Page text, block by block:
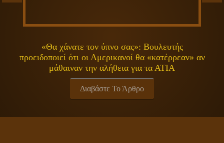
«Θα χάνατε τον ύπνο σας»: Βουλευτής
προειδοποιεί ότι οι Αμερικανοί θα «κατέρρεαν» αν
μάθαιναν την αλήθεια για τα ΑΤΙΑ
Διαβάστε Το Άρθρο
ΠΝΕΥΜΑΤΙΚΟΤΗΤΑ
ΕΚΠΟΜΠΕΣ
ΓΕΝΙΚΑ